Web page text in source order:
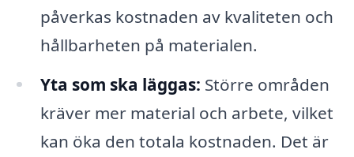
påverkas kostnaden av kvaliteten och
hållbarheten på materialen.
Yta som ska läggas: Större områden
kräver mer material och arbete, vilket
kan öka den totala kostnaden. Det är